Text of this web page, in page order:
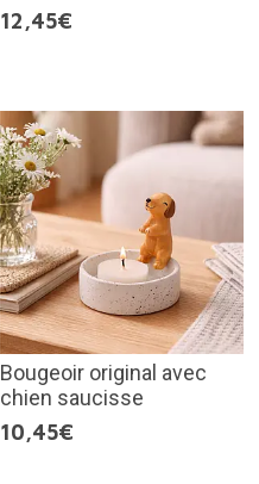
12,45€
Bougeoir original avec
chien saucisse
10,45€